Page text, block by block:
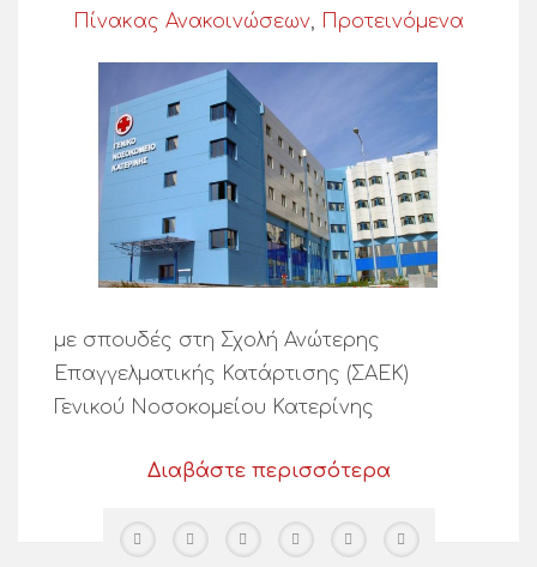
Πίνακας Ανακοινώσεων, Προτεινόμενα
με σπουδές στη Σχολή Ανώτερης
Επαγγελματικής Κατάρτισης (ΣΑΕΚ)
Γενικού Νοσοκομείου Κατερίνης
Διαβάστε περισσότερα